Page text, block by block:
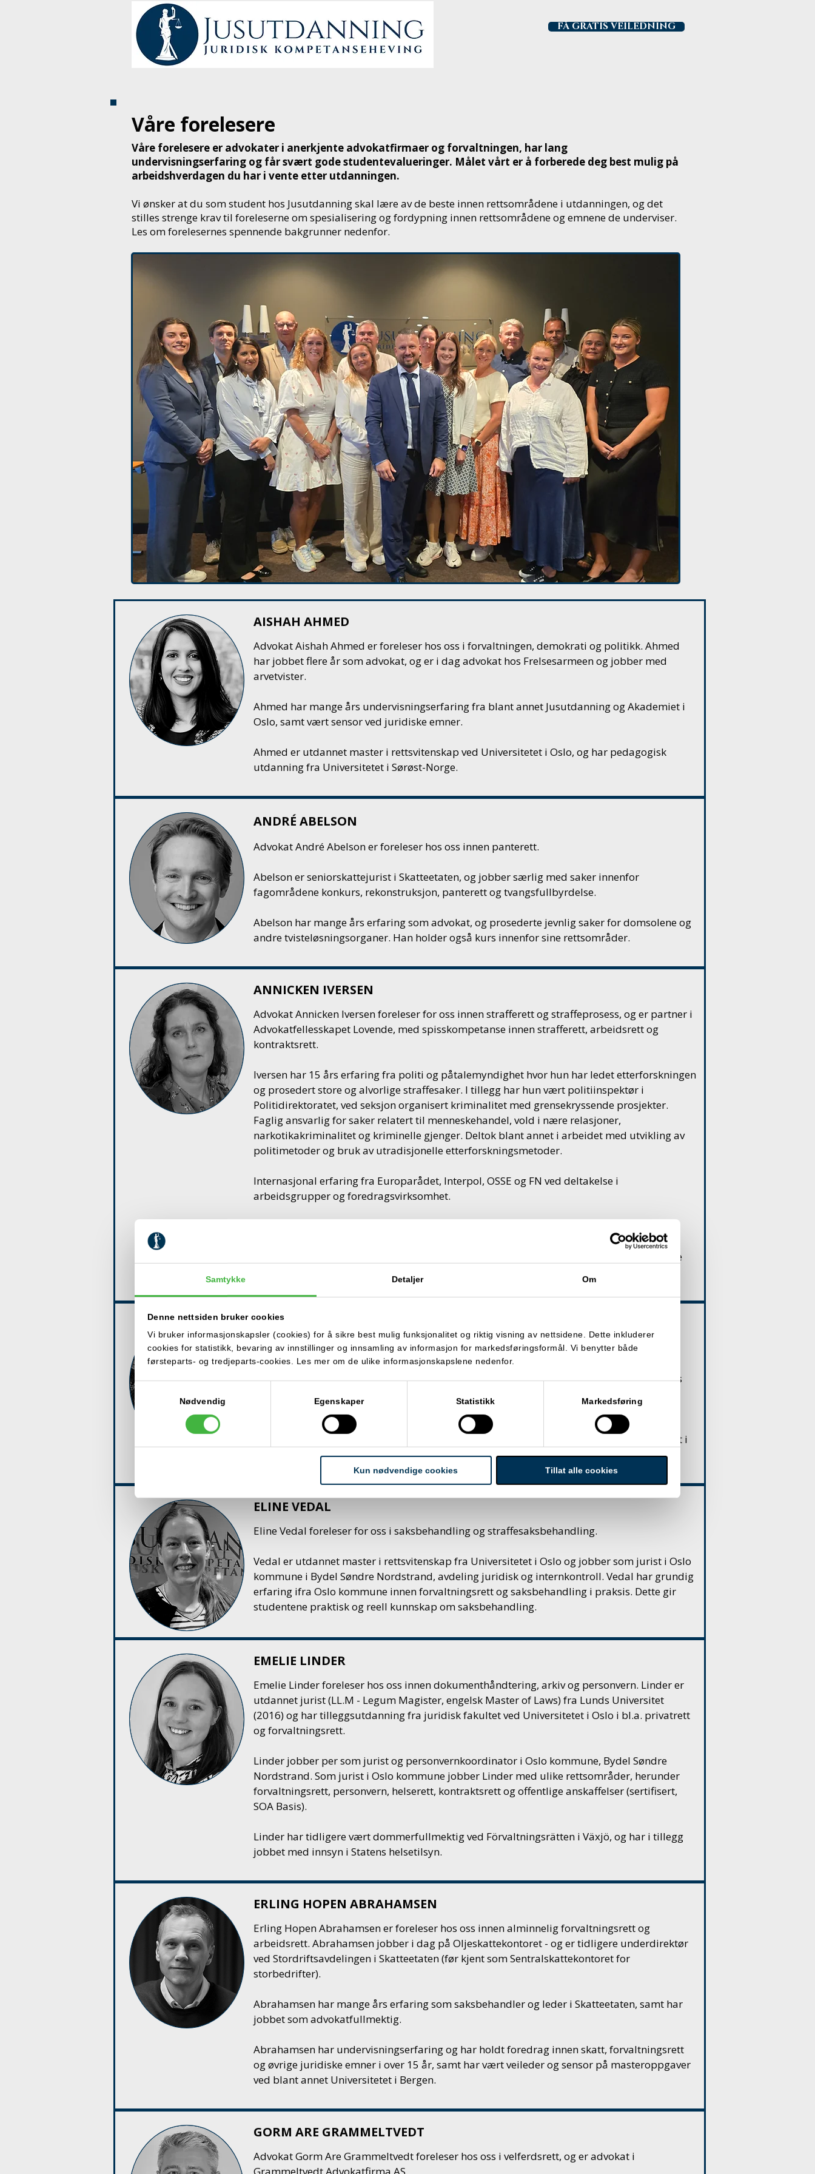
Samtykke Detaljer Om
Denne nettsiden bruker cookies
Vi bruker informasjonskapsler (cookies) for å sikre best mulig funksjonalitet og riktig visning av nettsidene. Dette inkluderer
cookies for statistikk, bevaring av innstillinger og innsamling av informasjon for markedsføringsformål. Vi benytter både
førsteparts- og tredjeparts-cookies. Les mer om de ulike informasjonskapslene nedenfor.
Samtykkevalg
Nødvendig
Egenskaper Statistikk Markedsføring
Kun nødvendige cookies Tillat alle cookies
FÅ GRATIS VEILEDNING
Våre forelesere
Våre forelesere er advokater i anerkjente advokatfirmaer og forvaltningen, har lang
undervisningserfaring og får svært gode studentevalueringer. Målet vårt er å forberede deg best mulig på
arbeidshverdagen du har i vente etter utdanningen.
Vi ønsker at du som student hos Jusutdanning skal lære av de beste innen rettsområdene i utdanningen, og det
stilles strenge krav til foreleserne om spesialisering og fordypning innen rettsområdene og emnene de underviser.
Les om forelesernes spennende bakgrunner nedenfor.
AISHAH AHMED
Advokat Aishah Ahmed er foreleser hos oss i forvaltningen, demokrati og politikk. Ahmed
har jobbet flere år som advokat, og er i dag advokat hos Frelsesarmeenog jobber med
arvetvister.
Ahmed har mange års undervisningserfaring fra blant annet Jusutdanning og Akademiet i
Oslo, samt vært sensor ved juridiske emner.
Ahmed er utdannet master i rettsvitenskap ved Universitetet i Oslo, og har pedagogisk
utdanning fra Universitetet i Sørøst-Norge.​
ANDRÉ ABELSON
Advokat André Abelson er foreleser hos oss innen panterett.
Abelson er seniorskattejurist i Skatteetaten, og jobber særlig med saker innenfor
fagområdene konkurs, rekonstruksjon, panterett og tvangsfullbyrdelse.
Abelson har mange års erfaring som advokat, og prosederte jevnlig saker for domsolene og
andre tvisteløsningsorganer. Han holder også kurs innenfor sine rettsområder.
ANNICKEN IVERSEN
Advokat Annicken Iversen foreleser for oss innen strafferett og straffeprosess, og er partner i
Advokatfellesskapet Lovende, med spisskompetanse innen strafferett, arbeidsrett og
kontraktsrett.
Iversen har 15 års erfaring fra politi og påtalemyndighet hvor hun har ledet etterforskningen
og prosedert store og alvorlige straffesaker. I tillegg har hun vært politiinspektør i
Politidirektoratet, ved seksjon organisert kriminalitet med grensekryssende prosjekter.
Faglig ansvarlig for saker relatert til menneskehandel, vold i nære relasjoner,
narkotikakriminalitet og kriminelle gjenger. Deltok blant annet i arbeidet med utvikling av
politimetoder og bruk av utradisjonelle etterforskningsmetoder.
Internasjonal erfaring fra Europarådet, Interpol, OSSE og FN ved deltakelse i
arbeidsgrupper og foredragsvirksomhet.
arbeidsgiverforeningen NHO, rådgivning av medlemsbedriftene innenfor arbeidsrettslige
BIRGITTE LANGSET STORVIK
Birgitte Langset Storvik foreleser for oss i straffegjennomføringsrett.
Storvik har lang erfaring fra kriminalomsorgen, både som dosent vedKriminalomsorgens
Storvik har skrevet flere lærebøker, blant annet «Straffegjennomføring» og
«Forvaringsstraff». Hun har også vært sensor og veileder i rettsvitenskap ved Universitetet i
Oslo og Tromsø.
ELINE VEDAL
Eline Vedal foreleser for oss i saksbehandling og straffesaksbehandling.
Vedal er utdannet master i rettsvitenskap fra Universitetet i Oslo og jobber som jurist i Oslo
kommunei Bydel Søndre Nordstrand, avdeling juridisk og internkontroll. Vedal har grundig
erfaring ifra Oslo kommuneinnen forvaltningsrett og saksbehandling i praksis. Dette gir
studentene praktisk og reell kunnskap om saksbehandling.
EMELIE LINDER
Emelie Linder foreleser hos oss innen dokumenthåndtering, arkiv og personvern. Linder er
utdannet jurist (LL.M - Legum Magister, engelsk Master of Laws) fra Lunds Universitet
(2016) og har tilleggsutdanning fra juridisk fakultet ved Universitetet i Oslo i bl.a. privatrett
og forvaltningsrett.
Linder jobber per som jurist og personvernkoordinator i Oslo kommune, Bydel Søndre
Nordstrand. Som jurist i Oslo kommunejobber Linder med ulike rettsområder, herunder
forvaltningsrett, personvern, helserett, kontraktsrett og offentlige anskaffelser (sertifisert,
SOA Basis).
Linder har tidligere vært dommerfullmektig ved Förvaltningsrätten i Växjö, og har i tillegg
jobbet med innsyn i Statens helsetilsyn.
ERLING HOPEN ABRAHAMSEN
Erling Hopen Abrahamsen er foreleser hos oss innen alminnelig forvaltningsrett og
arbeidsrett. Abrahamsen jobber i dag på Oljeskattekontoret - og er tidligere underdirektør
ved Stordriftsavdelingen i Skatteetaten(før kjent som Sentralskattekontoret for
storbedrifter).
Abrahamsen har mange års erfaring som saksbehandler og leder i Skatteetaten, samt har
jobbet som advokatfullmektig.
Abrahamsen har undervisningserfaring og har holdt foredrag innen skatt, forvaltningsrett
og øvrige juridiske emner i over 15 år, samt har vært veileder og sensor på masteroppgaver
ved blant annet Universitetet i Bergen.
GORM ARE GRAMMELTVEDT
Advokat Gorm Are Grammeltvedt foreleser hos oss i velferdsrett, og er advokat i